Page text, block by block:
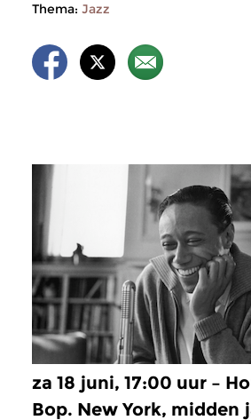
Thema: Jazz
za 18 juni, 17:00 uur –
Bop. New York, midden